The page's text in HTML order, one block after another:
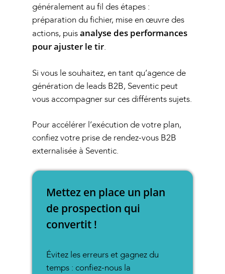
généralement au fil des étapes :
préparation du fichier, mise en œuvre des
actions, puisanalyse des performances
pour ajuster le tir.
Si vous le souhaitez, en tant qu’agence de
génération de leads B2B, Seventic peut
vous accompagner sur ces différents sujets.
Pour accélérer l’exécution de votre plan,
confiez votre prise de rendez-vous B2B
externalisée à Seventic.
Mettez en place un plan
de prospection qui
convertit !
Évitez les erreurs et gagnez du
temps : confiez-nous la